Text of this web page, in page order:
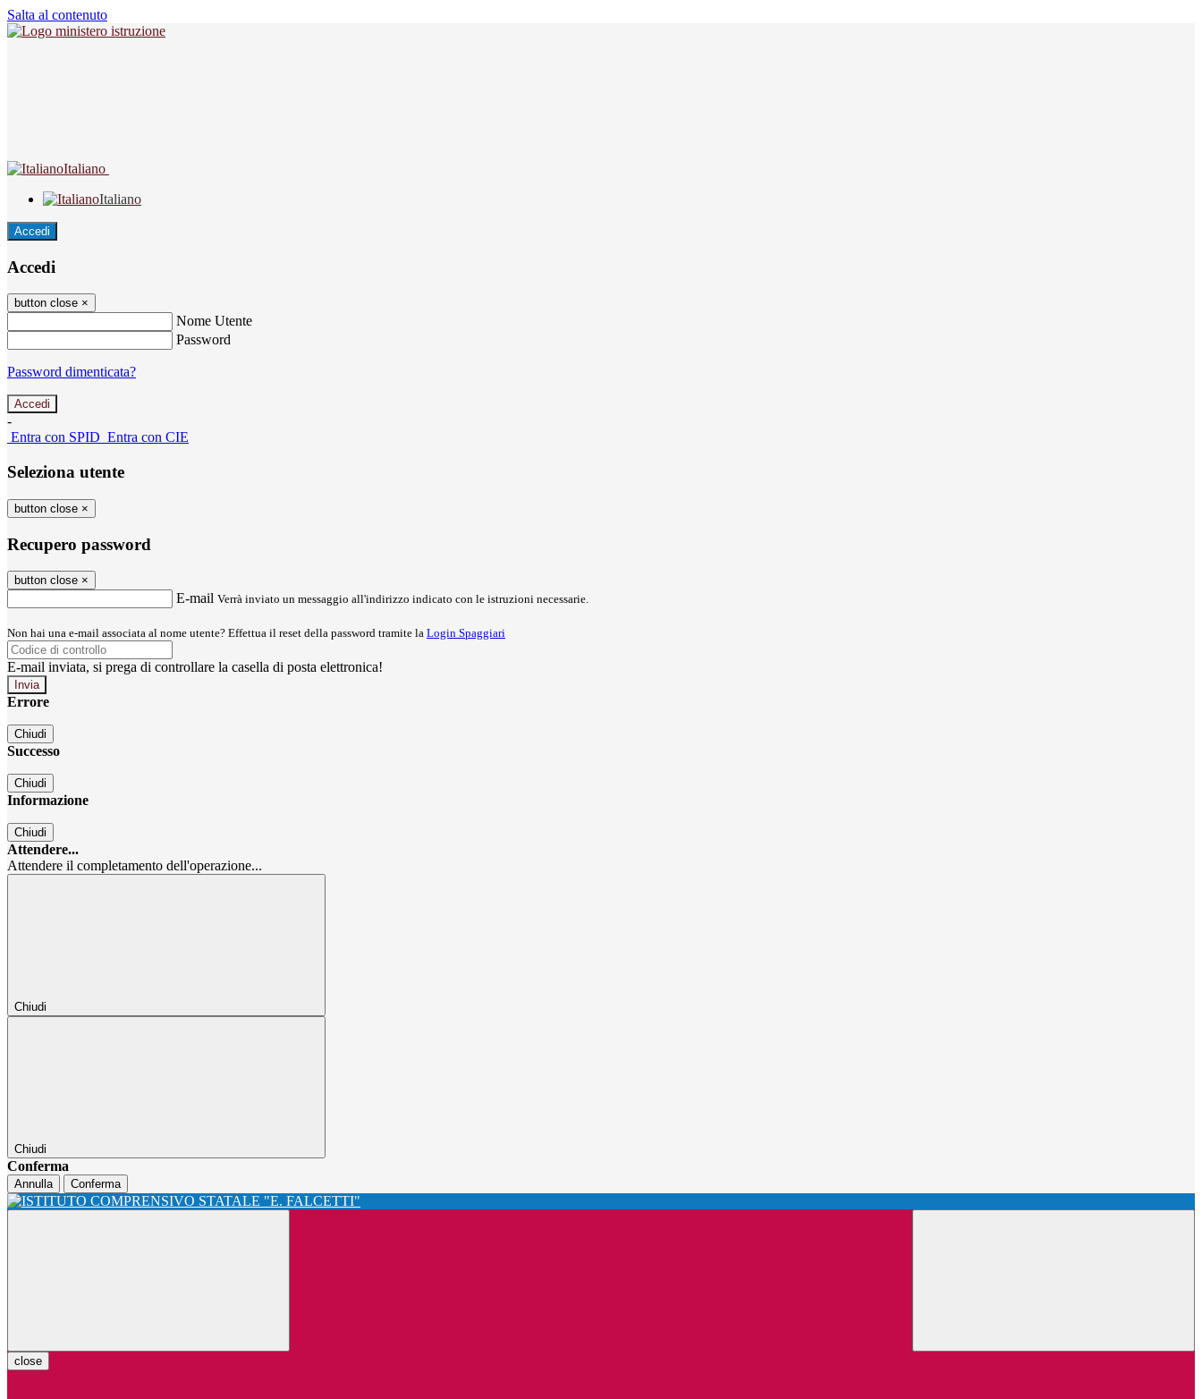
Salta al contenuto
Italiano
Italiano
Accedi
Accedi
button close ×
Nome Utente
Password
Password dimenticata?
-
Entra con SPID Entra con CIE
Seleziona utente
button close ×
Recupero password
button close ×
E-mail Verrà inviato un messaggio all'indirizzo indicato con le istruzioni necessarie.
Non hai una e-mail associata al nome utente? Effettua il reset della password tramite la Login Spaggiari
E-mail inviata, si prega di controllare la casella di posta elettronica!
Errore
Chiudi
Successo
Chiudi
Informazione
Chiudi
Attendere...
Attendere il completamento dell'operazione...
Chiudi
Chiudi
Conferma
Annulla Conferma
close